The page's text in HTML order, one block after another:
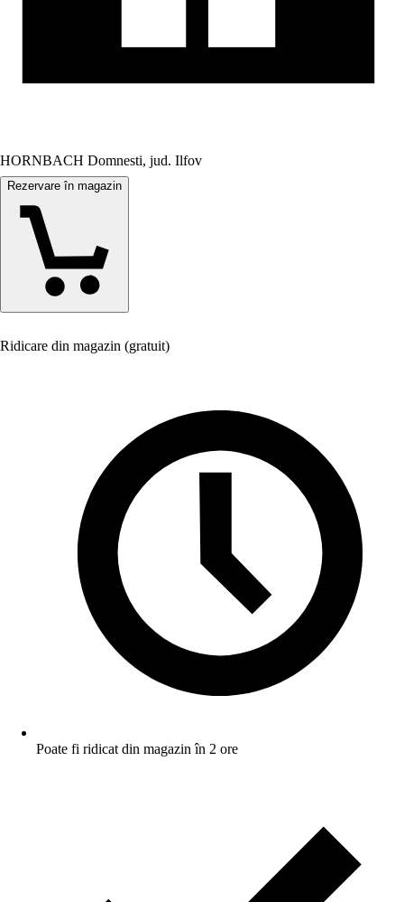
HORNBACH Domnesti, jud. Ilfov
Rezervare în magazin
Ridicare din magazin (gratuit)
Poate fi ridicat din magazin în 2 ore